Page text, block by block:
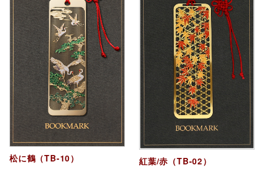
松に鶴（TB-10） 紅葉/赤（TB-02）